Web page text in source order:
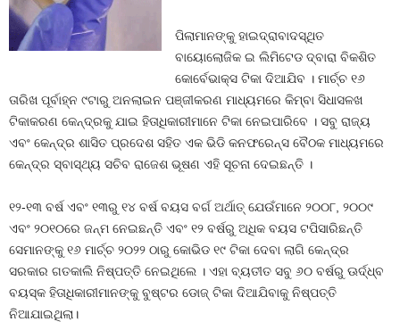
ପିଲାମାନଙ୍କୁ ହାଇଦ୍ରାବାଦସ୍ଥିତ
ବାୟୋଲୋଜିକ ଇ ଲିମିଟେଡ ଦ୍ବାରା ବିକଶିତ
କୋର୍ବେଭାକ୍ସ ଟିକା ଦିଆଯିବ । ମାର୍ଚ୍ଚ ୧୬
ତାରିଖ ପୂର୍ବାହ୍ନ ୯ଟାରୁ ଅନଲାଇନ ପଞ୍ଜୀକରଣ ମାଧ୍ୟମରେ କିମ୍ବା ସିଧାସଳଖ
ଟିକାକରଣ କେନ୍ଦ୍ରକୁ ଯାଇ ହିତାଧିକାରୀମାନେ ଟିକା ନେଇପାରିବେ । ସବୁ ରାଜ୍ୟ
ଏବଂ କେନ୍ଦ୍ର ଶାସିତ ପ୍ରଦେଶ ସହିତ ଏକ ଭିଡି କନଫରେନ୍ସ ବୈଠକ ମାଧ୍ୟମରେ
କେନ୍ଦ୍ର ସ୍ବାସ୍ଥ୍ୟ ସଚିବ ରାଜେଶ ଭୂଷଣ ଏହି ସୂଚନା ଦେଇଛନ୍ତି ।
୧୨-୧୩ ବର୍ଷ ଏବଂ ୧୩ରୁ ୧୪ ବର୍ଷ ବୟସ ବର୍ଗ ଅର୍ଥାତ୍ ଯେଉଁମାନେ ୨୦୦୮, ୨୦୦୯
ଏବଂ ୨୦୧୦ରେ ଜନ୍ମ ନେଇଛନ୍ତି ଏବଂ ୧୨ ବର୍ଷରୁ ଅଧିକ ବୟସ ଟପିସାରିଛନ୍ତି
ସେମାନଙ୍କୁ ୧୬ ମାର୍ଚ୍ଚ ୨୦୨୨ ଠାରୁ କୋଭିଡ ୧୯ ଟିକା ଦେବା ଲାଗି କେନ୍ଦ୍ର
ସରକାର ଗତକାଲି ନିଷ୍ପତ୍ତି ନେଇଥିଲେ । ଏହା ବ୍ୟତୀତ ସବୁ ୬୦ ବର୍ଷରୁ ଊର୍ଦ୍ଧ୍ବ
ବୟସ୍କ ହିତାଧିକାରୀମାନଙ୍କୁ ବୁଷ୍ଟର ଡୋଜ୍ ଟିକା ଦିଆଯିବାକୁ ନିଷ୍ପତ୍ତି
ନିଆଯାଇଥିଲା।